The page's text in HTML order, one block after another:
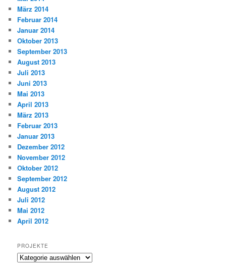
März 2014
Februar 2014
Januar 2014
Oktober 2013
September 2013
August 2013
Juli 2013
Juni 2013
Mai 2013
April 2013
März 2013
Februar 2013
Januar 2013
Dezember 2012
November 2012
Oktober 2012
September 2012
August 2012
Juli 2012
Mai 2012
April 2012
PROJEKTE
Projekte